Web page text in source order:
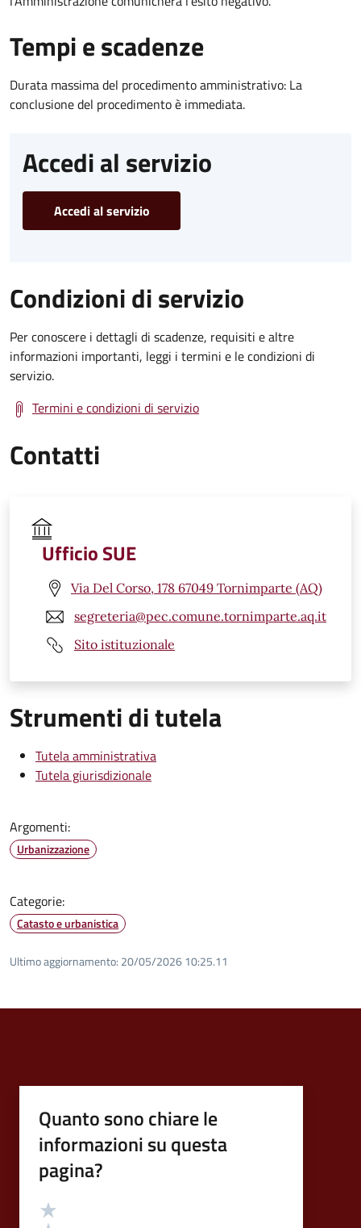
Tempi e scadenze
Durata massima del procedimento amministrativo: La
conclusione del procedimento è immediata.
Accedi al servizio
Accedi al servizio
Condizioni di servizio
Per conoscere i dettagli di scadenze, requisiti e altre
informazioni importanti, leggi i termini e le condizioni di
servizio.
Termini e condizioni di servizio
Contatti
Ufficio SUE
Via Del Corso, 178 67049 Tornimparte (AQ)
segreteria@pec.comune.tornimparte.aq.it
Sito istituzionale
Strumenti di tutela
Tutela amministrativa
Tutela giurisdizionale
Argomenti:
Urbanizzazione
Categorie:
Catasto e urbanistica
Ultimo aggiornamento: 20/05/2026 10:25.11
Quanto sono chiare le
informazioni su questa
pagina?
Valutazione